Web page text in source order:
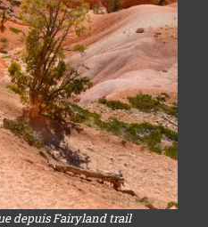
depuis Fairyland trail